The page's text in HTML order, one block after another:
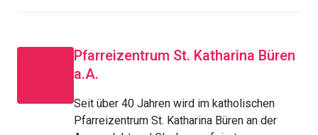
Pfarreizentrum St. Katharina Büren
a.A.
Seit über 40 Jahren wird im katholischen
Pfarreizentrum St. Katharina Büren an der